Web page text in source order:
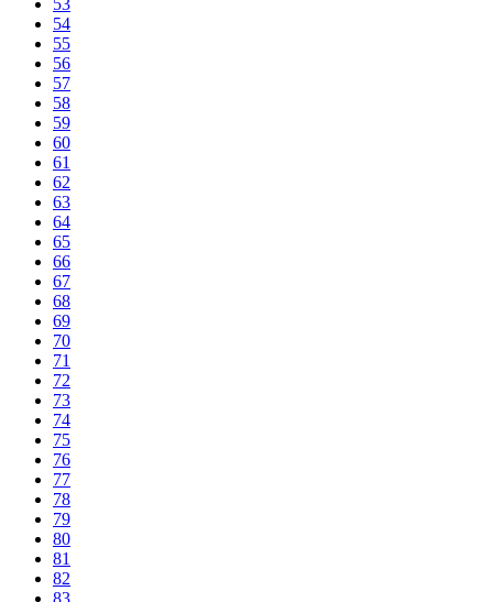
53
54
55
56
57
58
59
60
61
62
63
64
65
66
67
68
69
70
71
72
73
74
75
76
77
78
79
80
81
82